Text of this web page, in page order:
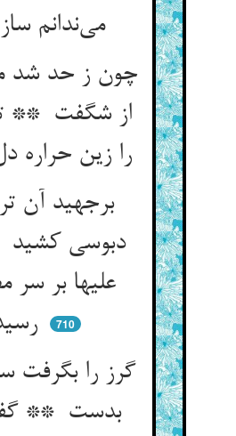
می‌ندانم ساز کرد
چون ز حد شد
از شگفت **
برجهید آن
دبوسی
علیها بر سر
710
گرز را بگرفت
بدست **